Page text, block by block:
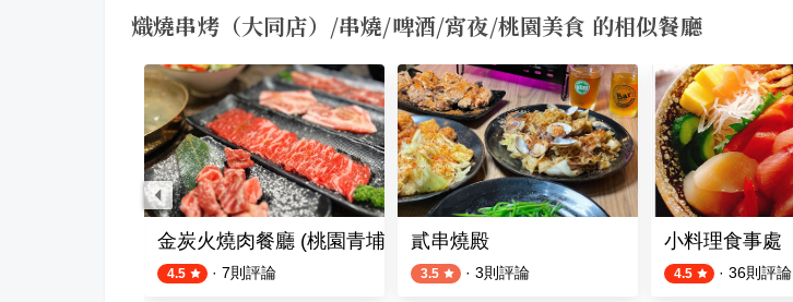
熾燒串烤（大同店）/串燒/啤酒/宵夜/桃園美食 的相似餐廳
金炭火燒肉餐廳 (桃園青埔店)
4.5 · 7則評論
貳串燒殿
3.5 · 3則評論
小料理食事處
4.5 · 36則評論